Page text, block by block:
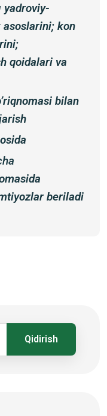
yadroviy-
kon
qoidalari va
bilan
beriladi
Qidirish